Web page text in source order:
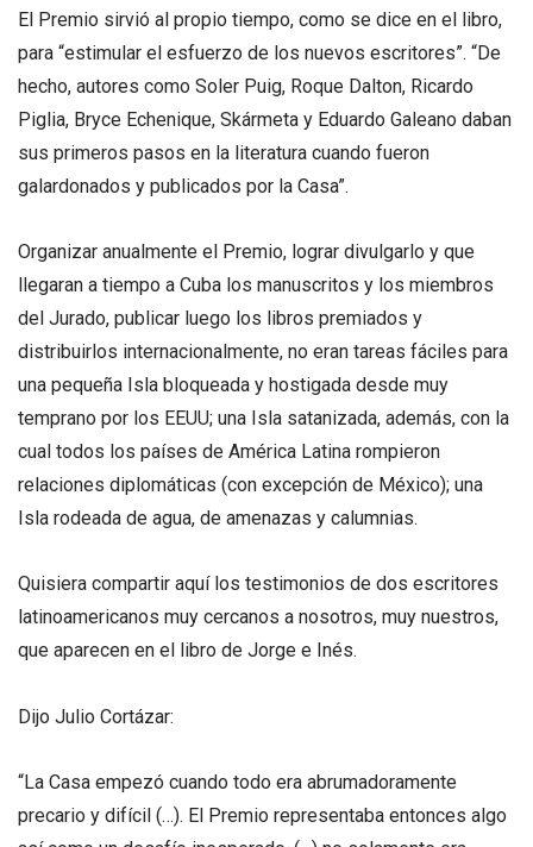
El Premio sirvió al propio tiempo, como se dice en el libro,
para “estimular el esfuerzo de los nuevos escritores”. “De
hecho, autores como Soler Puig, Roque Dalton, Ricardo
Piglia, Bryce Echenique, Skármeta y Eduardo Galeano daban
sus primeros pasos en la literatura cuando fueron
galardonados y publicados por la Casa”.
Organizar anualmente el Premio, lograr divulgarlo y que
llegaran a tiempo a Cuba los manuscritos y los miembros
del Jurado, publicar luego los libros premiados y
distribuirlos internacionalmente, no eran tareas fáciles para
una pequeña Isla bloqueada y hostigada desde muy
temprano por los EEUU; una Isla satanizada, además, con la
cual todos los países de América Latina rompieron
relaciones diplomáticas (con excepción de México); una
Isla rodeada de agua, de amenazas y calumnias.
Quisiera compartir aquí los testimonios de dos escritores
latinoamericanos muy cercanos a nosotros, muy nuestros,
que aparecen en el libro de Jorge e Inés.
Dijo Julio Cortázar:
“La Casa empezó cuando todo era abrumadoramente
precario y difícil (…). El Premio representaba entonces algo